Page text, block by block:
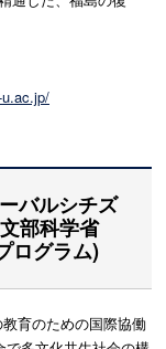
バルシチズ
部科学省
ログラム)
育のための国際協働